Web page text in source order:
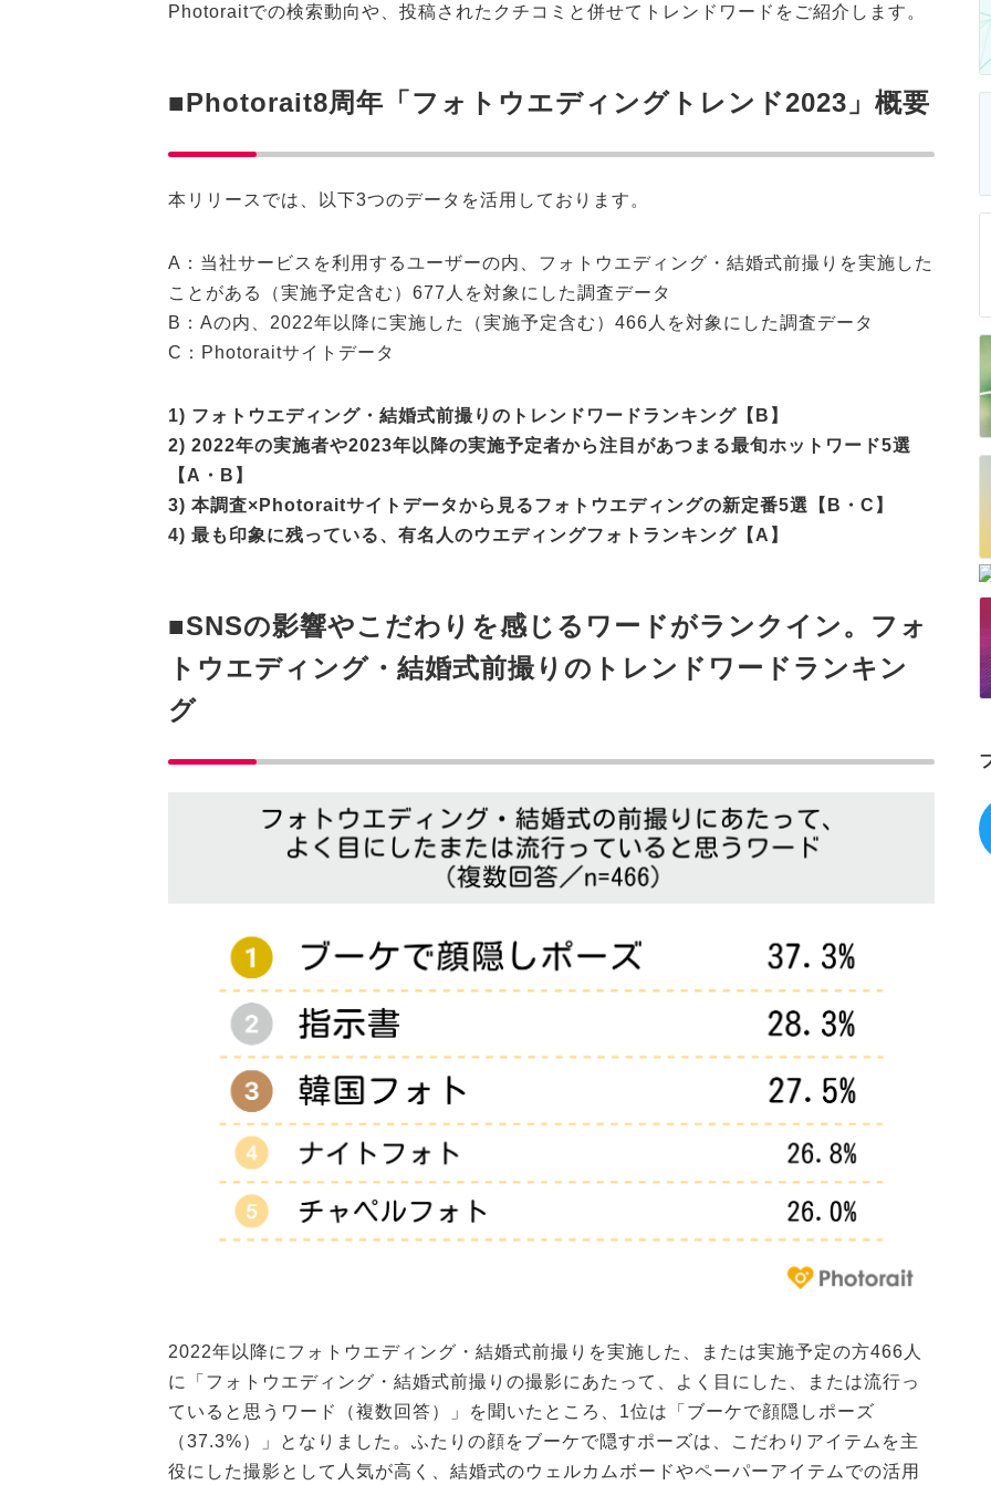
Photoraitでの検索動向や、投稿されたクチコミと併せてトレンドワードをご紹介します。
■Photorait8周年「フォトウエディングトレンド2023」概要
本リリースでは、以下3つのデータを活用しております。
A：当社サービスを利用するユーザーの内、フォトウエディング・結婚式前撮りを実施した
ことがある（実施予定含む）677人を対象にした調査データ
B：Aの内、2022年以降に実施した（実施予定含む）466人を対象にした調査データ
C：Photoraitサイトデータ
1) フォトウエディング・結婚式前撮りのトレンドワードランキング【B】
2) 2022年の実施者や2023年以降の実施予定者から注目があつまる最旬ホットワード5選
【A・B】
3) 本調査×Photoraitサイトデータから見るフォトウエディングの新定番5選【B・C】
4) 最も印象に残っている、有名人のウエディングフォトランキング【A】
■SNSの影響やこだわりを感じるワードがランクイン。フォ
トウエディング・結婚式前撮りのトレンドワードランキン
グ
2022年以降にフォトウエディング・結婚式前撮りを実施した、または実施予定の方466人
に「フォトウエディング・結婚式前撮りの撮影にあたって、よく目にした、または流行っ
ていると思うワード（複数回答）」を聞いたところ、1位は「ブーケで顔隠しポーズ
（37.3%）」となりました。ふたりの顔をブーケで隠すポーズは、こだわりアイテムを主
役にした撮影として人気が高く、結婚式のウェルカムボードやペーパーアイテムでの活用